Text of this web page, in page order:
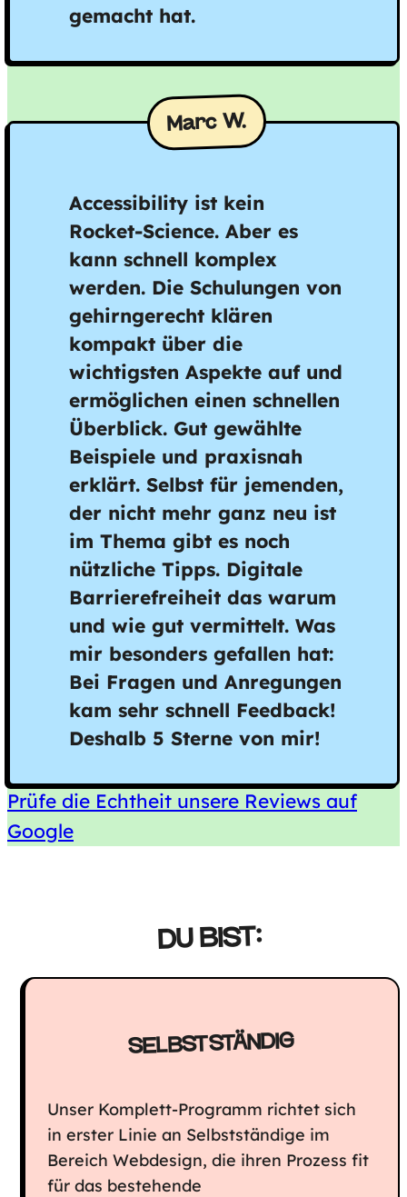
gemacht hat.
Marc W.
Accessibility ist kein
Rocket-Science. Aber es
kann schnell komplex
werden. Die Schulungen von
gehirngerecht klären
kompakt über die
wichtigsten Aspekte auf und
ermöglichen einen schnellen
Überblick. Gut gewählte
Beispiele und praxisnah
erklärt. Selbst für jemenden,
der nicht mehr ganz neu ist
im Thema gibt es noch
nützliche Tipps. Digitale
Barrierefreiheit das warum
und wie gut vermittelt. Was
mir besonders gefallen hat:
Bei Fragen und Anregungen
kam sehr schnell Feedback!
Deshalb 5 Sterne von mir!
Prüfe die Echtheit unsere Reviews auf
Google
DU BIST:
SELBSTSTÄNDIG
Unser Komplett-Programm richtet sich
in erster Linie an Selbstständige im
Bereich Webdesign, die ihren Prozess fit
für das bestehende